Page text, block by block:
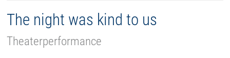
The night was kind to us
Theaterperformance